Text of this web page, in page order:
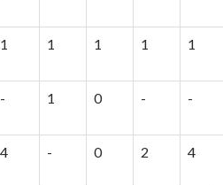
1 1 1 1 1
- 1 0 - -
4 - 0 2 4